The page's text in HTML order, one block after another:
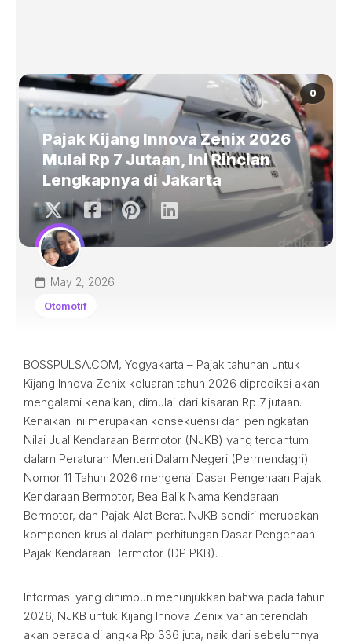
0
Pajak Kijang Innova Zenix 2026
Mulai Rp 7 Jutaan, Ini Rincian
Lengkapnya di Jakarta
May 2, 2026
Otomotif
BOSSPULSA.COM, Yogyakarta – Pajak tahunan untuk
Kijang Innova Zenix keluaran tahun 2026 diprediksi akan
mengalami kenaikan, dimulai dari kisaran Rp 7 jutaan.
Kenaikan ini merupakan konsekuensi dari peningkatan
Nilai Jual Kendaraan Bermotor (NJKB) yang tercantum
dalam Peraturan Menteri Dalam Negeri (Permendagri)
Nomor 11 Tahun 2026 mengenai Dasar Pengenaan Pajak
Kendaraan Bermotor, Bea Balik Nama Kendaraan
Bermotor, dan Pajak Alat Berat. NJKB sendiri merupakan
komponen krusial dalam perhitungan Dasar Pengenaan
Pajak Kendaraan Bermotor (DP PKB).
Informasi yang dihimpun menunjukkan bahwa pada tahun
2026, NJKB untuk Kijang Innova Zenix varian terendah
akan berada di angka Rp 336 juta, naik dari sebelumnya